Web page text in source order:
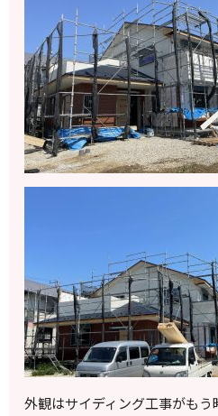
外観はサイディング工事がも